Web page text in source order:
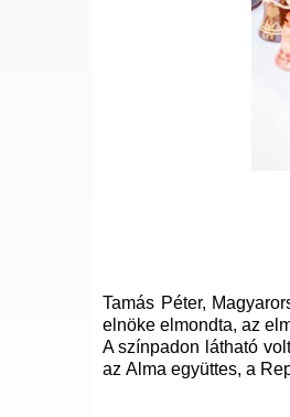
Tamás Péter,
elnöke elmondta, az
A színpadon látható
az Alma együttes, a